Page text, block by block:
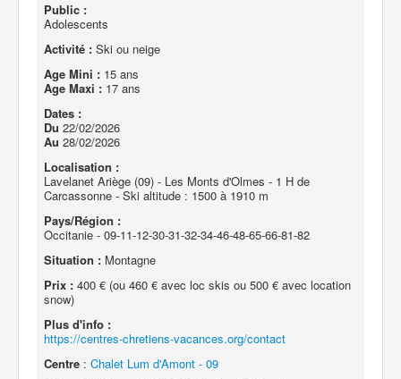
Public :
Adolescents
Activité : Ski ou neige
Age Mini : 15 ans
Age Maxi : 17 ans
Dates :
Du 22/02/2026
Au 28/02/2026
Localisation :
Lavelanet Ariège (09) - Les Monts d'Olmes - 1 H de
Carcassonne - Ski altitude : 1500 à 1910 m
Pays/Région :
Occitanie - 09-11-12-30-31-32-34-46-48-65-66-81-82
Situation : Montagne
Prix : 400 € (ou 460 € avec loc skis ou 500 € avec location
snow)
Plus d'info :
https://centres-chretiens-vacances.org/contact
Centre : Chalet Lum d'Amont - 09